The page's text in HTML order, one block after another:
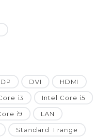
DP DVI HDMI
i3 Intel Core i5
i9 LAN
Standard T range